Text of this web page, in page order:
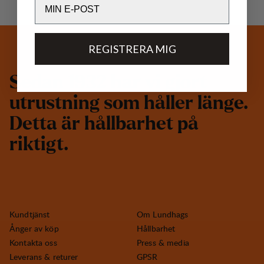
S
utrustning som håller länge.
Detta är hållbarhet på
riktigt.
Kundtjänst
Ånger av köp
Kontakta oss
Leverans & returer
Om Lundhags
Hållbarhet
Press & media
GPSR
REGISTRERA MIG